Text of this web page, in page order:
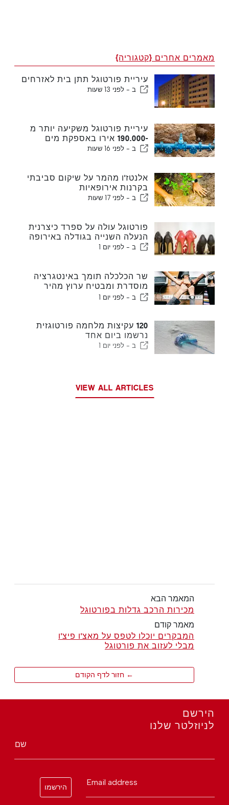
מאמרים אחרים {קטגוריה}
עיריית פורטוגל תתן בית לאזרחים
ב - לפני 13 שעות
עיריית פורטוגל משקיעה יותר מ
-190.000 אירו באספקת מים
ב - לפני 16 שעות
אלנטז'ו מהמר על שיקום סביבתי
בקרנות אירופאיות
ב - לפני 17 שעות
פורטוגל עולה על ספרד כיצרנית
הנעלה השנייה בגודלה באירופה
ב - לפני יום 1
שר הכלכלה תומך באינטגרציה
מוסדרת ומבטיח ערוץ מהיר
לעולים
ב - לפני יום 1
120 עקיצות מלחמה פורטוגזית
נרשמו ביום אחד
ב - לפני יום 1
VIEW ALL ARTICLES
המאמר הבא
מכירות הרכב גדלות בפורטוגל
מאמר קודם
המבקרים יוכלו לטפס על מאצ'ו פיצ'ו
מבלי לעזוב את פורטוגל
← חזור לדף הקודם
הירשם
לניוזלטר שלנו
שם
Email address
הירשמו